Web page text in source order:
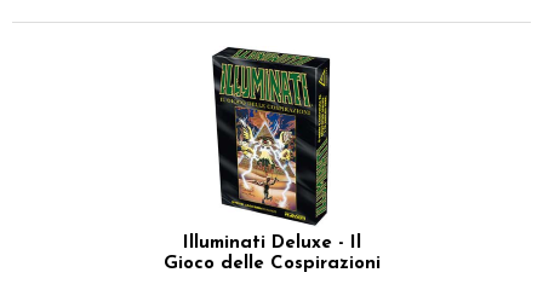
Illuminati Deluxe - Il
Gioco delle Cospirazioni